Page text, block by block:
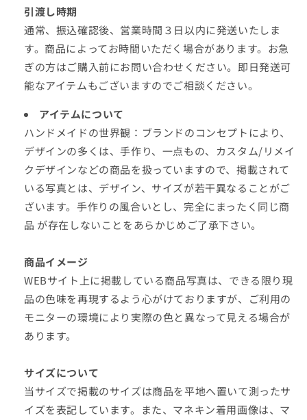
引渡し時期
通常、振込確認後、営業時間３日以内に発送いたしま
す。商品によってお時間いただく場合があります。お急
ぎの方はご購入前にお問い合わせください。即日発送可
能なアイテムもございますのでご相談ください。
アイテムについて
ハンドメイドの世界観： ブランドのコンセプトにより、
デザインの多くは、手作り、一点もの、カスタム/リメイ
クデザインなどの商品を扱っていますので、掲載されて
いる写真とは、デザイン、サイズが若干異なることがご
ざいます。手作りの風合いとし、完全にまったく同じ商
品 が存在しないことをあらかじめご了承下さい。
商品イメージ
WEBサイト上に掲載している商品写真は、できる限り現
品の色味を再現するよう心がけておりますが、ご利用の
モニターの環境により実際の色と異なって見える場合が
あります。
サイズについて
当サイズで掲載のサイズは商品を平地へ置いて測ったサ
イズを表記しています。また、マネキン着用画像は、マ